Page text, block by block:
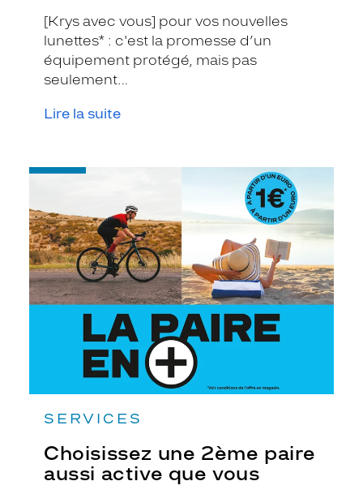
[Krys avec vous] pour vos nouvelles
lunettes* : c'est la promesse d’un
équipement protégé, mais pas
seulement…
Lire la suite
SERVICES
Choisissez une 2ème paire
aussi active que vous
-
2ème
paire
aussi
active
que
vous